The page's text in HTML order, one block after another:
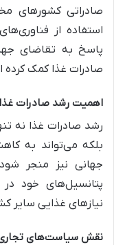
صادراتی کشورهای
استفاده از
پاسخ به تقاضای
صادرات غذا کمک
اهمیت رشد صادرات غذا
رشد صادرات غذا نه
بلکه می‌تواند به
جهانی نیز منجر
پتانسیل‌های خود
نیازهای غذایی سایر
نقش سیاست‌های تجاری